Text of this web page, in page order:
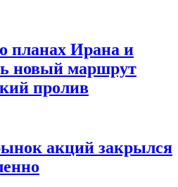
планах Ирана и
новый маршрут
пролив
акций закрылся